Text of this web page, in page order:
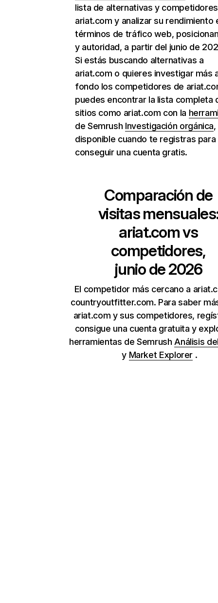
lista de alternativas y
ariat.com y analizar su rendimiento
términos de tráfico web,
y autoridad, a partir del junio de
Si estás buscando alternativas a
ariat.com o quieres investigar más
fondo los competidores de
puedes encontrar la lista completa
sitios como ariat.com con la
de Semrush Investigación orgánica,
disponible cuando te registras para
conseguir una cuenta gratis.
Comparación de
visitas
ariat.comvs
competidores,
junio de 2026
El competidor más cercano a
countryoutfitter.com. Para saber
ariat.com y sus competidores,
consigue una cuenta gratuita y
herramientas de Semrush Análisis
y Market Explorer .